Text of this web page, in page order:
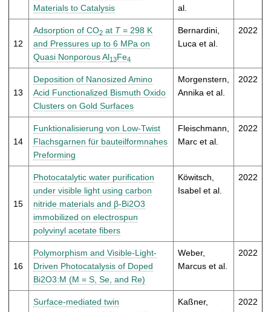
Materials to Catalysis
al.
12
Adsorption of CO2 at T= 298 K
and Pressures up to 6 MPa on
Quasi Nonporous Al13Fe4
Bernardini,
Luca et al.
2022
13
Deposition of Nanosized Amino
Acid Functionalized Bismuth Oxido
Clusters on Gold Surfaces
Morgenstern,
Annika et al.
2022
14
Funktionalisierung von Low-Twist
Flachsgarnen für bauteilformnahes
Preforming
Fleischmann,
Marc et al.
2022
15
Photocatalytic water purification
under visible light using carbon
nitride materials and β-Bi2O3
immobilized on electrospun
polyvinyl acetate fibers
Köwitsch,
Isabel et al.
2022
16
Polymorphism and Visible-Light-
Driven Photocatalysis of Doped
Bi2O3:M (M = S, Se, and Re)
Weber,
Marcus et al.
2022
Surface-mediated twin
Kaßner,
2022